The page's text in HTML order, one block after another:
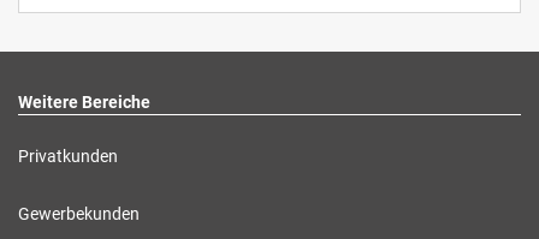
Weitere Bereiche
Privatkunden
Gewerbekunden